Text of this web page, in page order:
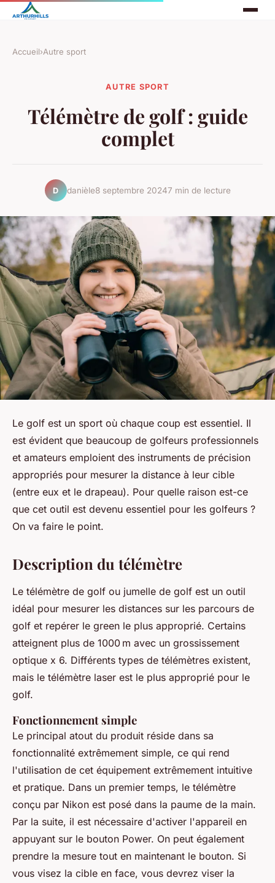
Accueil›Autre sport
AUTRE SPORT
Télémètre de golf : guide
complet
D danièle8 septembre 20247 min de lecture
Le golf est un sport où chaque coup est essentiel. Il
est évident que beaucoup de golfeurs professionnels
et amateurs emploient des instruments de précision
appropriés pour mesurer la distance à leur cible
(entre eux et le drapeau). Pour quelle raison est-ce
que cet outil est devenu essentiel pour les golfeurs ?
On va faire le point.
Description du télémètre
Le télémètre de golf ou jumelle de golf est un outil
idéal pour mesurer les distances sur les parcours de
golf et repérer le green le plus approprié. Certains
atteignent plus de 1000 m avec un grossissement
optique x 6. Différents types de télémètres existent,
mais le télémètre laser est le plus approprié pour le
golf.
Fonctionnement simple
Le principal atout du produit réside dans sa
fonctionnalité extrêmement simple, ce qui rend
l'utilisation de cet équipement extrêmement intuitive
et pratique. Dans un premier temps, le télémètre
conçu par Nikon est posé dans la paume de la main.
Par la suite, il est nécessaire d'activer l'appareil en
appuyant sur le bouton Power. On peut également
prendre la mesure tout en maintenant le bouton. Si
vous visez la cible en face, vous devrez viser la